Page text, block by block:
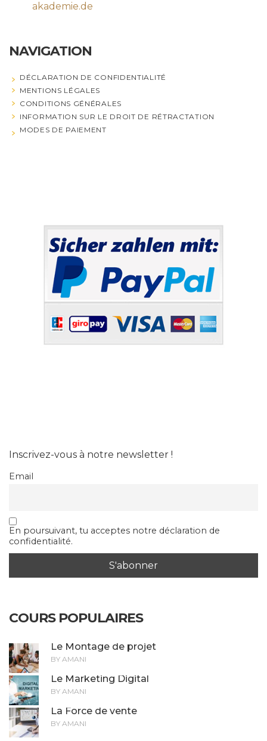
akademie.de
NAVIGATION
DÉCLARATION DE CONFIDENTIALITÉ
MENTIONS LÉGALES
CONDITIONS GÉNÉRALES
INFORMATION SUR LE DROIT DE RÉTRACTATION
MODES DE PAIEMENT
Inscrivez-vous à notre newsletter !
Email
En poursuivant, tu acceptes notre déclaration de
confidentialité.
COURS POPULAIRES
Le Montage de projet
BY AMANI
Le Marketing Digital
BY AMANI
La Force de vente
BY AMANI